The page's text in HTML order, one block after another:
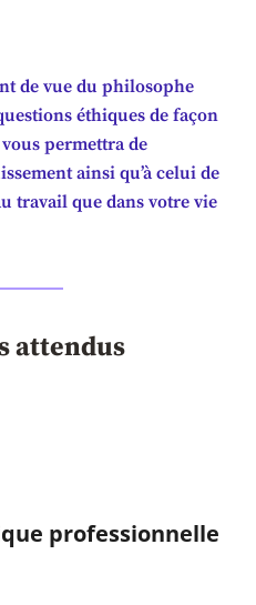
de vue du philosophe
éthiques de façon
permettra de
ainsi qu’à celui de
travail que dans votre vie
attendus
professionnelle